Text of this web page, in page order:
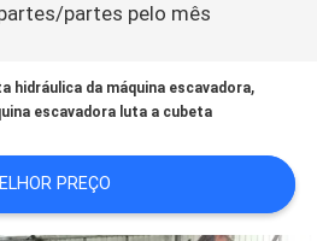
partes pelo mês
hidráulica da máquina escavadora,
escavadora luta a cubeta
PREÇO